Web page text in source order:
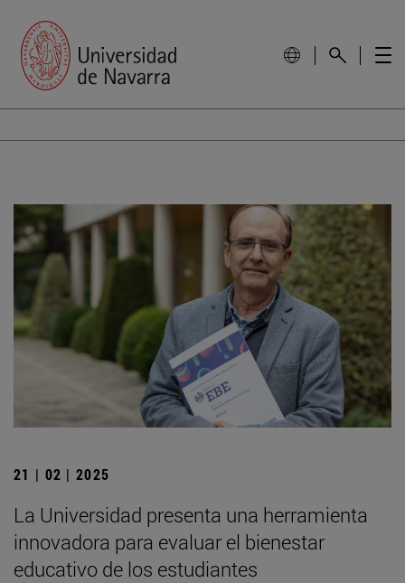
21 | 02 | 2025
La Universidad presenta una herramienta
innovadora para evaluar el bienestar
educativo de los estudiantes